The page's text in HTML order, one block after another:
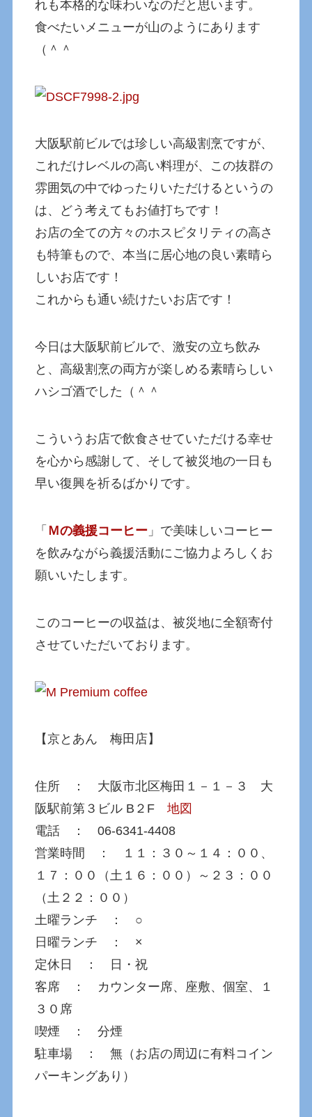
れも本格的な味わいなのだと思います。
食べたいメニューが山のようにあります
（＾＾
大阪駅前ビルでは珍しい高級割烹ですが、
これだけレベルの高い料理が、この抜群の
雰囲気の中でゆったりいただけるというの
は、どう考えてもお値打ちです！
お店の全ての方々のホスピタリティの高さ
も特筆もので、本当に居心地の良い素晴ら
しいお店です！
これからも通い続けたいお店です！
今日は大阪駅前ビルで、激安の立ち飲み
と、高級割烹の両方が楽しめる素晴らしい
ハシゴ酒でした（＾＾
こういうお店で飲食させていただける幸せ
を心から感謝して、そして被災地の一日も
早い復興を祈るばかりです。
「 Ｍの義援コーヒー 」で美味しいコーヒー
を飲みながら義援活動にご協力よろしくお
願いいたします。
このコーヒーの収益は、被災地に全額寄付
させていただいております。
【京とあん 梅田店】
住所 ： 大阪市北区梅田１－１－３ 大
阪駅前第３ビル B２F地図
電話 ： 06-6341-4408
営業時間 ： １１：３０～１４：００、
１７：００（土１６：００）～２３：００
（土２２：００）
土曜ランチ ： ○
日曜ランチ ： ×
定休日 ： 日・祝
客席 ： カウンター席、座敷、個室、１
３０席
喫煙 ： 分煙
駐車場 ： 無（お店の周辺に有料コイン
パーキングあり）